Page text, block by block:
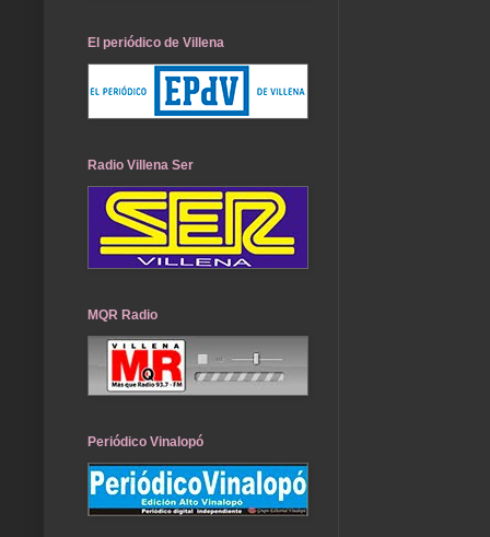
El periódico de Villena
Radio Villena Ser
MQR Radio
Periódico Vinalopó